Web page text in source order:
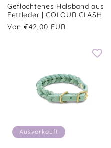
Geflochtenes Halsband aus
Fettleder | COLOUR CLASH
Normaler
Von €42,00 EUR
Ausverkauft